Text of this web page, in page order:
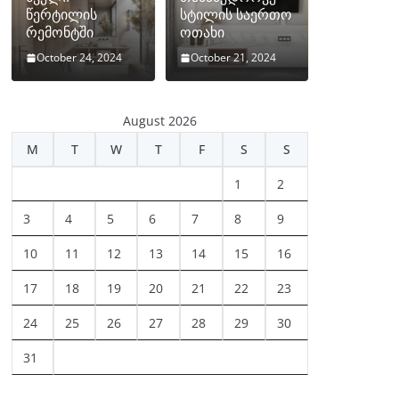
წერტილის
რემონტში
October 24, 2024
სტილის საერთო
ოთახი
October 21, 2024
August 2026
M
T W T F S S
1 2
3 4 5 6 7 8 9
10 11 12 13 14 15 16
17 18 19 20 21 22 23
24 25 26 27 28 29 30
31